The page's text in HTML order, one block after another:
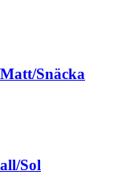
Snäcka
Sol